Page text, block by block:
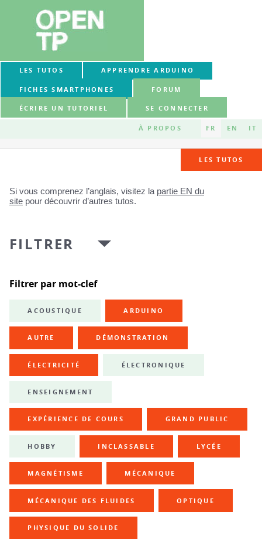
LES TUTOS APPRENDRE ARDUINO
FICHES SMARTPHONES FORUM
ÉCRIRE UN TUTORIEL SE CONNECTER
À PROPOS FR EN IT
LES TUTOS
Si vous comprenez l’anglais, visitez la partie EN du
site pour découvrir d’autres tutos.
FILTRER
Filtrer par mot-clef
ACOUSTIQUE ARDUINO
AUTRE DÉMONSTRATION
ÉLECTRICITÉ ÉLECTRONIQUE
ENSEIGNEMENT
EXPÉRIENCE DE COURS GRAND PUBLIC
HOBBY INCLASSABLE LYCÉE
MAGNÉTISME MÉCANIQUE
MÉCANIQUE DES FLUIDES OPTIQUE
PHYSIQUE DU SOLIDE